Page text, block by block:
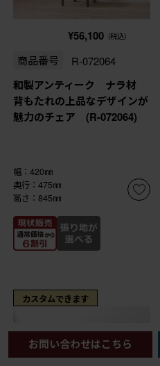
¥56,100 (税込)
商品番号 R-072064
和製アンティーク ナラ材
背もたれの上品なデザインが
魅力のチェア (R-072064)
幅：420㎜
奥行：475㎜
高さ：845㎜
カスタムできます
お問い合わせはこちら